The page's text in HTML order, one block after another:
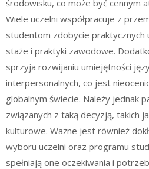
środowisku, co może być cennym
Wiele uczelni współpracuje z
studentom zdobycie praktycznych
staże i praktyki zawodowe.
sprzyja rozwijaniu umiejętności
interpersonalnych, co jest
globalnym świecie. Należy jednak
związanych z taką decyzją, takich
kulturowe. Ważne jest również
wyboru uczelni oraz programu
spełniają one oczekiwania i